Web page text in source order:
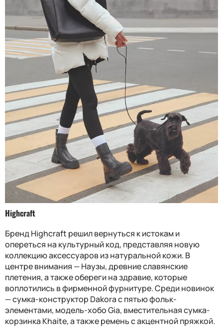
Highcraft
Бренд Highcraft решил вернуться к истокам и
опереться на культурный код, представляя новую
коллекцию аксессуаров из натуральной кожи. В
центре внимания — Наузы, древние славянские
плетения, а также обереги на здравие, которые
воплотились в фирменной фурнитуре. Среди новинок
— сумка-конструктор Dakora c пятью фольк-
элементами, модель-хобо Gia, вместительная сумка-
корзинка Khaite, а также ремень с акцентной пряжкой.